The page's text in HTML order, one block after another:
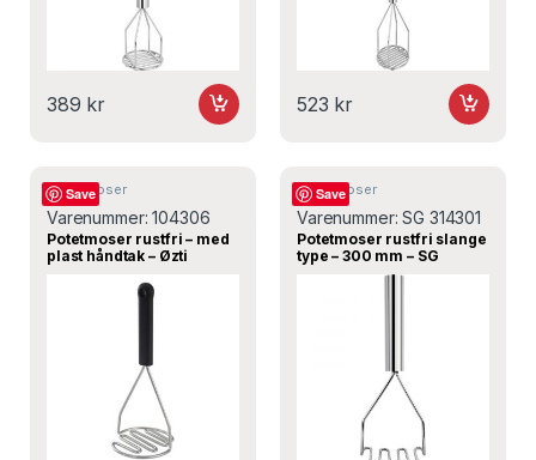
389 kr 523 kr
Save
Potetmoser
Varenummer:104306
Potetmoser rustfri – med
plast håndtak – Øzti
Save
Potetmoser
Varenummer:SG 314301
Potetmoser rustfri slange
type – 300 mm – SG
314301 – Stalgast